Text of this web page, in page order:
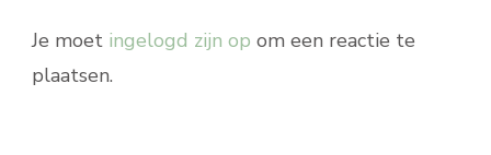
Je moet ingelogd zijn op om een reactie te
plaatsen.